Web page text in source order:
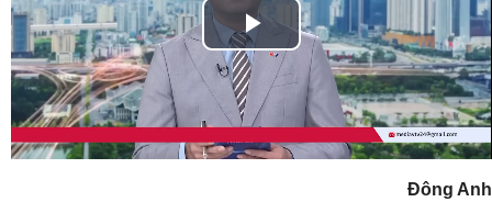
Play
Video
Đông Anh